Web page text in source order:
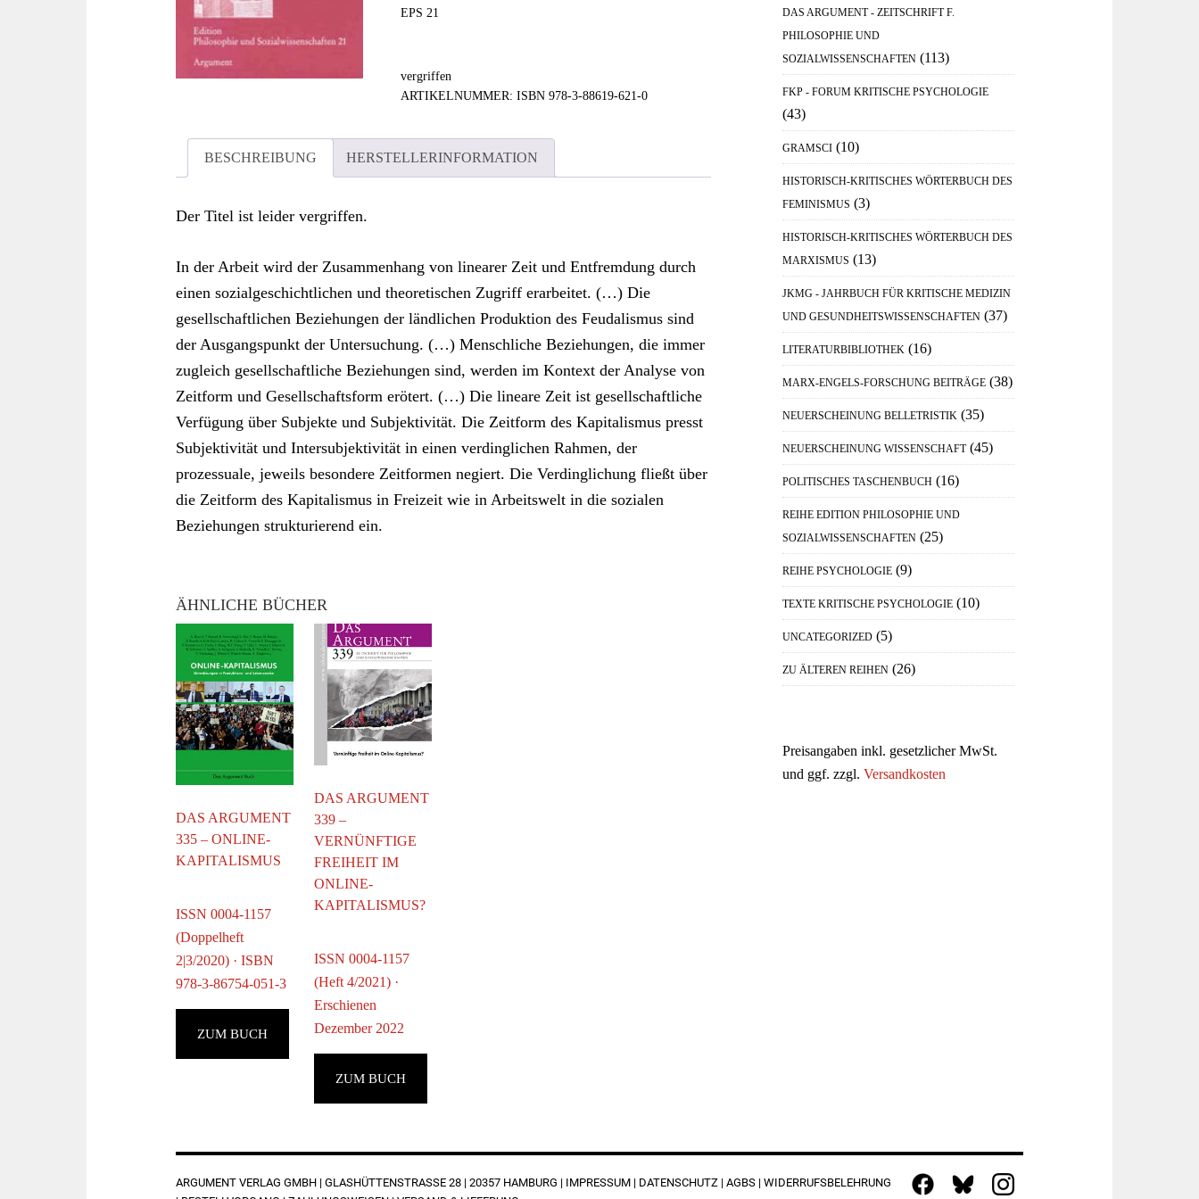
EPS 21
vergriffen
ARTIKELNUMMER: ISBN 978-3-88619-621-0
BESCHREIBUNG HERSTELLERINFORMATION
Der Titel ist leider vergriffen.
In der Arbeit wird der Zusammenhang von linearer Zeit und Entfremdung durch
einen sozialgeschichtlichen und theoretischen Zugriff erarbeitet. (…) Die
gesellschaftlichen Beziehungen der ländlichen Produktion des Feudalismus sind
der Ausgangspunkt der Untersuchung. (…) Menschliche Beziehungen, die immer
zugleich gesellschaftliche Beziehungen sind, werden im Kontext der Analyse von
Zeitform und Gesellschaftsform erötert. (…) Die lineare Zeit ist gesellschaftliche
Verfügung über Subjekte und Subjektivität. Die Zeitform des Kapitalismus presst
Subjektivität und Intersubjektivität in einen verdinglichen Rahmen, der
prozessuale, jeweils besondere Zeitformen negiert. Die Verdinglichung fließt über
die Zeitform des Kapitalismus in Freizeit wie in Arbeitswelt in die sozialen
Beziehungen strukturierend ein.
ÄHNLICHE BÜCHER
DAS ARGUMENT
335 – ONLINE-
KAPITALISMUS
ISSN 0004-1157
(Doppelheft
2|3/2020) · ISBN
978-3-86754-051-3
ZUM BUCH
DAS ARGUMENT
339 –
VERNÜNFTIGE
FREIHEIT IM
ONLINE-
KAPITALISMUS?
ISSN 0004-1157
(Heft 4/2021) ·
Erschienen
Dezember 2022
ZUM BUCH
DAS ARGUMENT - ZEITSCHRIFT F.
PHILOSOPHIE UND
SOZIALWISSENSCHAFTEN (113)
FKP - FORUM KRITISCHE PSYCHOLOGIE
(43)
GRAMSCI (10)
HISTORISCH-KRITISCHES WÖRTERBUCH DES
FEMINISMUS (3)
HISTORISCH-KRITISCHES WÖRTERBUCH DES
MARXISMUS (13)
JKMG - JAHRBUCH FÜR KRITISCHE MEDIZIN
UND GESUNDHEITSWISSENSCHAFTEN (37)
LITERATURBIBLIOTHEK (16)
MARX-ENGELS-FORSCHUNG BEITRÄGE (38)
NEUERSCHEINUNG BELLETRISTIK (35)
NEUERSCHEINUNG WISSENSCHAFT (45)
POLITISCHES TASCHENBUCH (16)
REIHE EDITION PHILOSOPHIE UND
SOZIALWISSENSCHAFTEN (25)
REIHE PSYCHOLOGIE (9)
TEXTE KRITISCHE PSYCHOLOGIE (10)
UNCATEGORIZED (5)
ZU ÄLTEREN REIHEN (26)
Preisangaben inkl. gesetzlicher MwSt.
und ggf. zzgl. Versandkosten
FOOTER
ARGUMENT VERLAG GMBH | GLASHÜTTENSTRASSE 28 | 20357 HAMBURG | IMPRESSUM | DATENSCHUTZ | AGBS | WIDERRUFSBELEHRUNG